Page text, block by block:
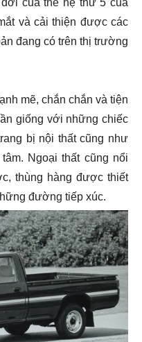
và cải thiện được các
đang có trên thị trường
mẽ, chắn chắn và tiện
giống với những chiếc
bị nội thất cũng như
Ngoại thất cũng nổi
thùng hàng được thiết
đường tiếp xúc.